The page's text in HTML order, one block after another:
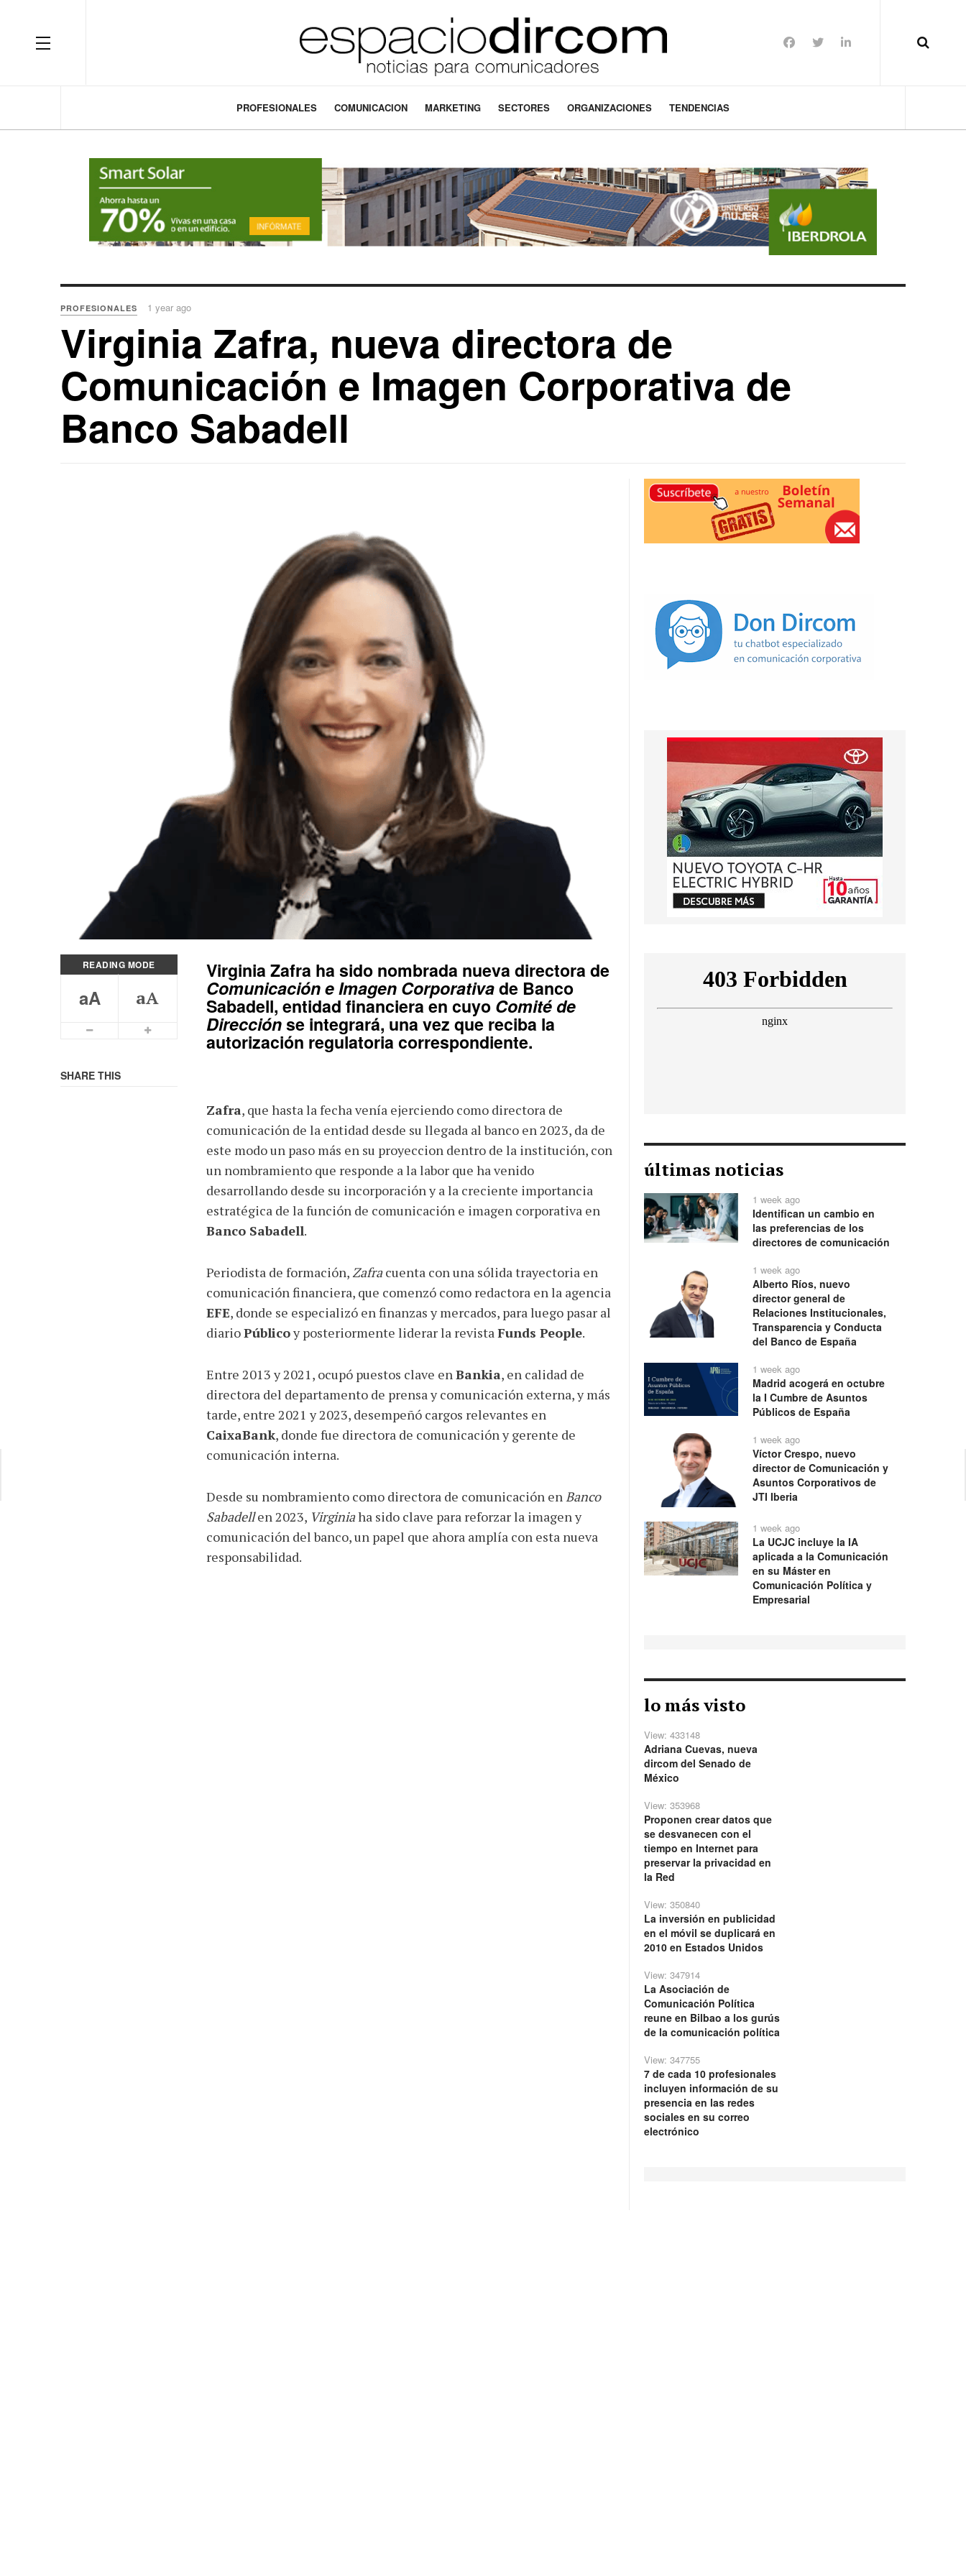
OFF CANVAS
PROFESIONALES COMUNICACION MARKETING SECTORES ORGANIZACIONES TENDENCIAS
PROFESIONALES 1 year ago
Virginia Zafra, nueva directora de
Comunicación e Imagen Corporativa de
Banco Sabadell
READING MODE
aA aA
Smaller Font
SHARE THIS
Virginia Zafra ha sido nombrada nueva directora de
Comunicación e Imagen Corporativade Banco
Sabadell, entidad financiera en cuyo Comité de
Direcciónse integrará, una vez que reciba la
autorización regulatoria correspondiente.
Zafra, que hasta la fecha venía ejerciendo como directora de
comunicación de la entidad desde su llegada al banco en 2023, da de
este modo un paso más en su proyeccion dentro de la institución, con
un nombramiento que responde a la labor que ha venido
desarrollando desde su incorporación y a la creciente importancia
estratégica de la función de comunicación e imagen corporativa en
Banco Sabadell.
Periodista de formación,Zafracuenta con una sólida trayectoria en
comunicación financiera, que comenzó como redactora en la agencia
EFE, donde se especializó en finanzas y mercados, para luego pasar al
diarioPúblicoy posteriormente liderar la revistaFunds People.
Entre 2013 y 2021, ocupó puestos clave enBankia, en calidad de
directora del departamento de prensa y comunicación externa, y más
tarde, entre 2021 y 2023, desempeñó cargos relevantes en
CaixaBank, donde fue directora de comunicación y gerente de
comunicación interna.
Desde su nombramiento como directora de comunicación enBanco
Sabadellen 2023, Virginiaha sido clave para reforzar la imagen y
comunicación del banco, un papel que ahora amplía con esta nueva
responsabilidad.
últimas noticias
1 week ago
Identifican un cambio en
las preferencias de los
directores de comunicación
1 week ago
Alberto Ríos, nuevo
director general de
Relaciones Institucionales,
Transparencia y Conducta
del Banco de España
1 week ago
Madrid acogerá en octubre
la I Cumbre de Asuntos
Públicos de España
1 week ago
Víctor Crespo, nuevo
director de Comunicación y
Asuntos Corporativos de
JTI Iberia
1 week ago
La UCJC incluye la IA
aplicada a la Comunicación
en su Máster en
Comunicación Política y
Empresarial
lo más visto
View: 433148
Adriana Cuevas, nueva
dircom del Senado de
México
View: 353968
Proponen crear datos que
se desvanecen con el
tiempo en Internet para
preservar la privacidad en
la Red
View: 350840
La inversión en publicidad
en el móvil se duplicará en
2010 en Estados Unidos
View: 347914
La Asociación de
Comunicación Política
reune en Bilbao a los gurús
de la comunicación política
View: 347755
7 de cada 10 profesionales
incluyen información de su
presencia en las redes
sociales en su correo
electrónico